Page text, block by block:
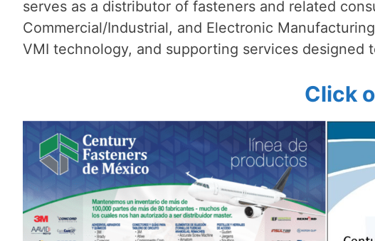
serves as a distributor of fasteners and related
Commercial/Industrial, and Electronic
VMI technology, and supporting services
Click